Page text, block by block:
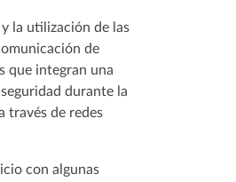
la utilización de las
de
que integran una
durante la
través de redes
con algunas